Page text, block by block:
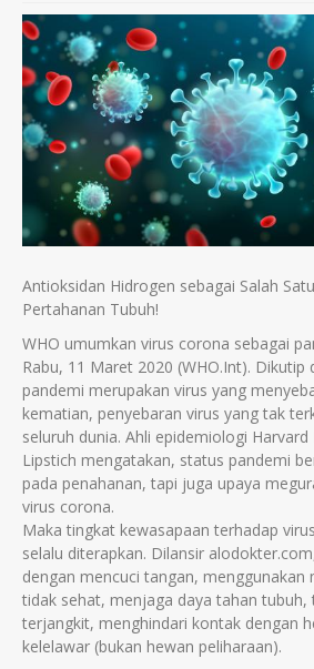
Antioksidan Hidrogen sebagai Salah
Pertahanan Tubuh!
WHO umumkan virus corona sebagai
Rabu, 11 Maret 2020 (WHO.Int). Dikutip
pandemi merupakan virus yang
kematian, penyebaran virus yang tak
seluruh dunia. Ahli epidemiologi
Lipstich mengatakan, status pandemi
pada penahanan, tapi juga upaya
virus corona.
Maka tingkat kewasapaan terhadap
selalu diterapkan. Dilansir
dengan mencuci tangan, menggunakan
tidak sehat, menjaga daya tahan tubuh,
terjangkit, menghindari kontak dengan
kelelawar (bukan hewan peliharaan).